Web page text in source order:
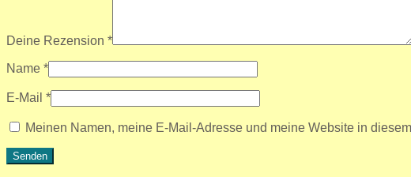
Deine Rezension *
Name *
E-Mail *
Meinen Namen, meine E-Mail-Adresse und meine Website in